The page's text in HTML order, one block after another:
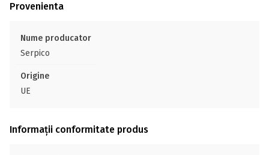
Provenienta
Nume producator
Serpico
Origine
UE
Informații conformitate produs